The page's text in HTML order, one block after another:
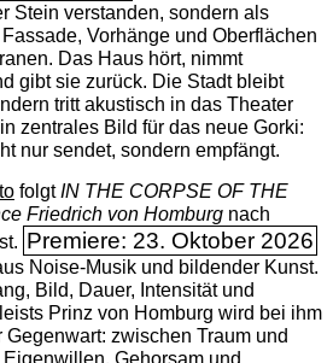
Stein verstanden, sondern als
Vorhänge und Oberflächen
Das Haus hört, nimmt
gibt sie zurück. Die Stadt bleibt
tritt akustisch in das Theater
zentrales Bild für das neue Gorki:
nur sendet, sondern empfängt.
folgtIN THE CORPSE OF THE
Friedrich von Homburgnach
Premiere: 23. Oktober 2026
Noise-Musik und bildender Kunst.
Bild, Dauer, Intensität und
Prinz von Homburg wird bei ihm
zwischen Traum und
Gehorsam und